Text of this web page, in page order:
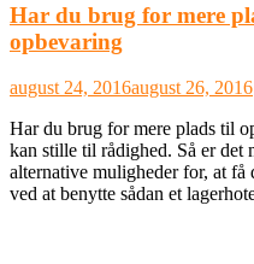
Har du brug for mere
opbevaring
august 24, 2016august 26, 2016
Har du brug for mere plads til
kan stille til rådighed. Så er det
alternative muligheder for, at
ved at benytte sådan et